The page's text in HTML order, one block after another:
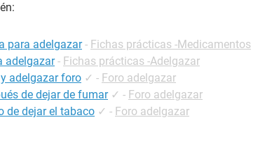
para adelgazar - Fichas prácticas -Medicamentos
adelgazar - Fichas prácticas -Adelgazar
adelgazar foro ✓ - Foro adelgazar
de dejar de fumar ✓ - Foro adelgazar
de dejar el tabaco ✓ - Foro adelgazar